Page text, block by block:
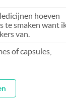
hoeven
te smaken want
van.
of capsules,